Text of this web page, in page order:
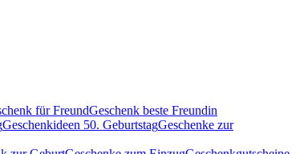
für FreundGeschenk beste Freundin
Geschenkideen 50. GeburtstagGeschenke zur